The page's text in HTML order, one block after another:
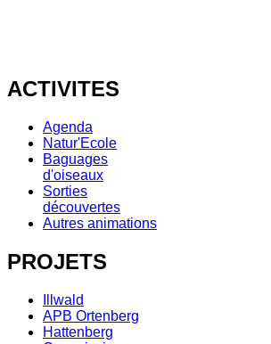
ACTIVITES
Agenda
Natur'Ecole
Baguages
d'oiseaux
Sorties
découvertes
Autres animations
PROJETS
Illwald
APB Ortenberg
Hattenberg